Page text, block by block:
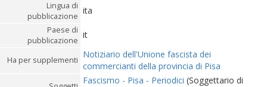
Lingua di
pubblicazione
ita
Paese di
pubblicazione
it
Ha per supplementi
Notiziario dell'Unione fascista dei
commercianti della provincia di Pisa
Fascismo - Pisa - Periodici (Soggettario di